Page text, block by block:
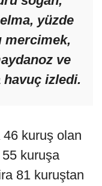
yüzde
mercimek,
ve
havuç izledi.
kuruş olan
kuruşa
81 kuruştan